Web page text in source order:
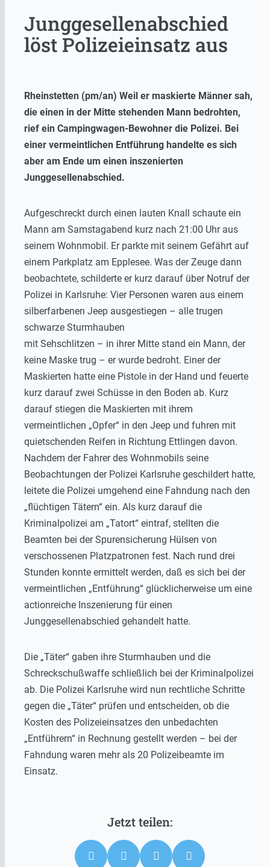
Junggesellenabschied
löst Polizeieinsatz aus
Rheinstetten (pm/an) Weil er maskierte Männer sah,
die einen in der Mitte stehenden Mann bedrohten,
rief ein Campingwagen-Bewohner die Polizei. Bei
einer vermeintlichen Entführung handelte es sich
aber am Ende um einen inszenierten
Junggesellenabschied.
Aufgeschreckt durch einen lauten Knall schaute ein
Mann am Samstagabend kurz nach 21:00 Uhr aus
seinem Wohnmobil. Er parkte mit seinem Gefährt auf
einem Parkplatz am Epplesee. Was der Zeuge dann
beobachtete, schilderte er kurz darauf über Notruf der
Polizei in Karlsruhe: Vier Personen waren aus einem
silberfarbenen Jeep ausgestiegen – alle trugen
schwarze Sturmhauben
mit Sehschlitzen – in ihrer Mitte stand ein Mann, der
keine Maske trug – er wurde bedroht. Einer der
Maskierten hatte eine Pistole in der Hand und feuerte
kurz darauf zwei Schüsse in den Boden ab. Kurz
darauf stiegen die Maskierten mit ihrem
vermeintlichen „Opfer“ in den Jeep und fuhren mit
quietschenden Reifen in Richtung Ettlingen davon.
Nachdem der Fahrer des Wohnmobils seine
Beobachtungen der Polizei Karlsruhe geschildert hatte,
leitete die Polizei umgehend eine Fahndung nach den
„flüchtigen Tätern“ ein. Als kurz darauf die
Kriminalpolizei am „Tatort“ eintraf, stellten die
Beamten bei der Spurensicherung Hülsen von
verschossenen Platzpatronen fest. Nach rund drei
Stunden konnte ermittelt werden, daß es sich bei der
vermeintlichen „Entführung“ glücklicherweise um eine
actionreiche Inszenierung für einen
Junggesellenabschied gehandelt hatte.
Die „Täter“ gaben ihre Sturmhauben und die
Schreckschußwaffe schließlich bei der Kriminalpolizei
ab. Die Polizei Karlsruhe wird nun rechtliche Schritte
gegen die „Täter“ prüfen und entscheiden, ob die
Kosten des Polizeieinsatzes den unbedachten
„Entführern“ in Rechnung gestellt werden – bei der
Fahndung waren mehr als 20 Polizeibeamte im
Einsatz.